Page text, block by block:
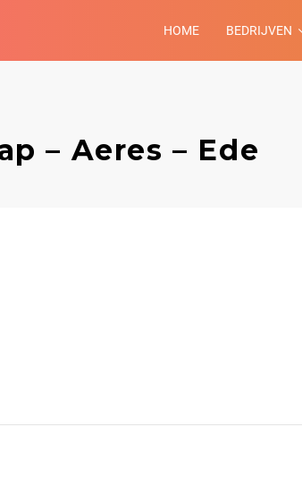
HOME BEDRIJVEN
– Aeres – Ede